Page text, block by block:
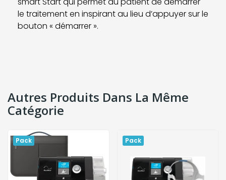
le traitement en inspirant au lieu d’appuyer sur le
bouton « démarrer ».
Autres Produits Dans La Même
Catégorie
Pack Pack